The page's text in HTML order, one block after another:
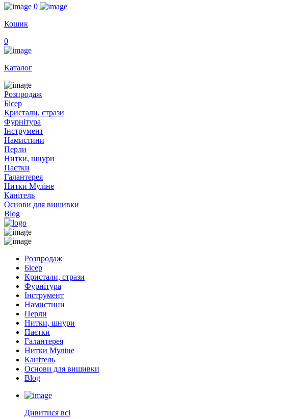
0
Кошик
0
Каталог
Розпродаж
Бісер
Кристали, стрази
Фурнітура
Інструмент
Намистини
Перли
Нитки, шнури
Паєтки
Галантерея
Нитки Муліне
Канітель
Основи для вишивки
Blog
Розпродаж
Бісер
Кристали, стрази
Фурнітура
Інструмент
Намистини
Перли
Нитки, шнури
Паєтки
Галантерея
Нитки Муліне
Канітель
Основи для вишивки
Blog
Дивитися всі